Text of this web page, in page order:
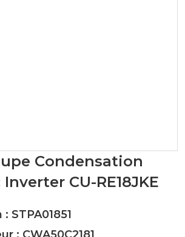
Condensation
CU-RE18JKE
STPA01851